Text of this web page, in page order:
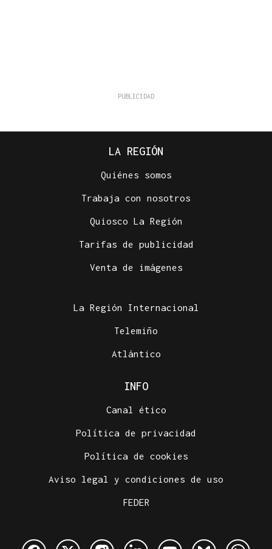
LA REGIÓN
Quiénes somos
Trabaja con nosotros
Quiosco La Región
Tarifas de publicidad
Venta de imágenes
La Región Internacional
Telemiño
Atlántico
INFO
Canal ético
Política de privacidad
Política de cookies
Aviso legal y condiciones de uso
FEDER